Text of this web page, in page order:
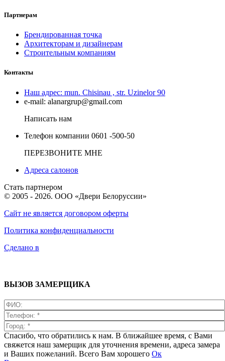
Партнерам
Брендированная точка
Архитекторам и дизайнерам
Строительным компаниям
Контакты
Наш адрес: mun. Chisinau , str. Uzinelor 90
e-mail: alanargrup@gmail.com
Написать нам
Телефон компании 0601 -500-50
ПЕРЕЗВОНИТЕ МНЕ
Адреса салонов
Стать партнером
© 2005 - 2026. ООО «Двери Белоруссии»
Сайт не является договором оферты
Политика конфиденциальности
Сделано в
ВЫЗОВ ЗАМЕРЩИКА
Спасибо, что обратились к нам. В ближайшее время, с Вами
свяжется наш замерщик для уточнения времени, адреса замера
и Ваших пожеланий. Всего Вам хорошего Ок